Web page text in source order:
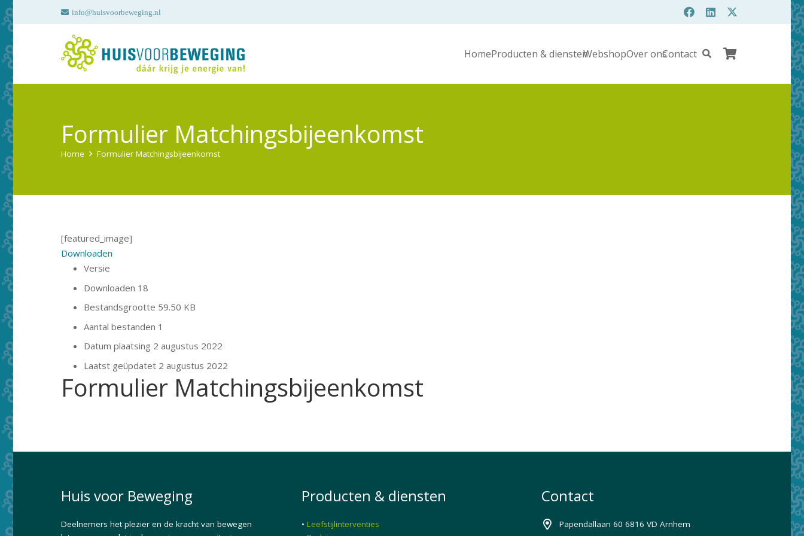
info@huisvoorbeweging.nl
HomeProducten & dienstenWebshopOver onsContact
Formulier Matchingsbijeenkomst
Home Formulier Matchingsbijeenkomst
[featured_image]
Downloaden
Versie
Downloaden 18
Bestandsgrootte 59.50 KB
Aantal bestanden 1
Datum plaatsing 2 augustus 2022
Laatst geüpdatet 2 augustus 2022
Formulier Matchingsbijeenkomst
Huis voor Beweging
Deelnemers het plezier en de kracht van bewegen
Producten & diensten
• Leefstijlinterventies
Contact
Papendallaan 60 6816 VD Arnhem